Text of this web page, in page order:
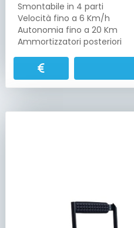
Smontabile in 4 parti
Velocità fino a 6 Km/h
Autonomia fino a 20 Km
Ammortizzatori posteriori